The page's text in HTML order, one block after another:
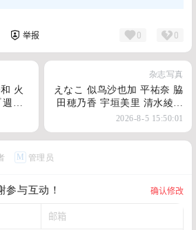
举报 0 0
火
週刊
杂志写真
えなこ 似鸟沙也加 平祐奈 脇
田穂乃香 宇垣美里 清水綾乃
『週刊プレイボーイ』
2026-8-5 15:50:01
M 管理员
参与互动！ 确认修改